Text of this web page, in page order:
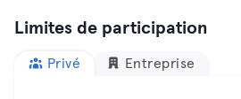
Limites de participation
Privé Entreprise